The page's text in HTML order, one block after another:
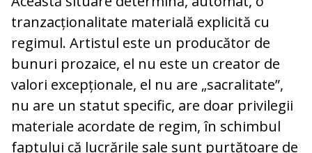
tranzacționalitate materială explicită cu
regimul. Artistul este un producător de
bunuri prozaice, el nu este un creator de
valori excepționale, el nu are „sacralitate”,
nu are un statut specific, are doar privilegii
materiale acordate de regim, în schimbul
faptului că lucrările sale sunt purtătoare de